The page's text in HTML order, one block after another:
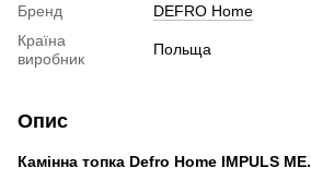
Бренд
DEFRO Home
Країна
виробник
Польща
Опис
Камінна топка Defro Home IMPULS ME.